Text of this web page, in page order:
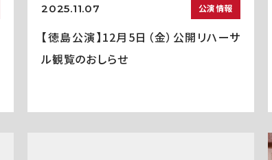
2025.11.07 公演情報
【徳島公演】12月5日（金）公開リハーサ
ル観覧のおしらせ